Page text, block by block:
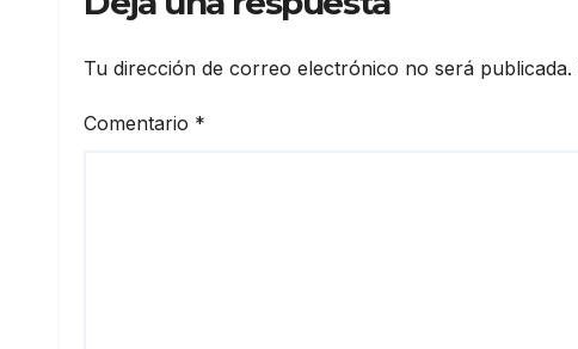
Tu dirección de correo electrónico no será publicada.
Comentario *